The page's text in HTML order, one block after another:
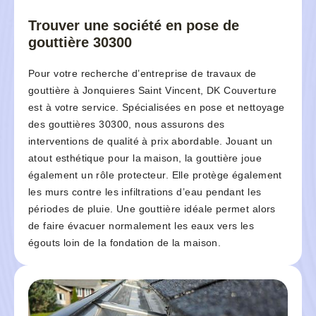
Trouver une société en pose de
gouttière 30300
Pour votre recherche d’entreprise de travaux de
gouttière à Jonquieres Saint Vincent, DK Couverture
est à votre service. Spécialisées en pose et nettoyage
des gouttières 30300, nous assurons des
interventions de qualité à prix abordable. Jouant un
atout esthétique pour la maison, la gouttière joue
également un rôle protecteur. Elle protège également
les murs contre les infiltrations d’eau pendant les
périodes de pluie. Une gouttière idéale permet alors
de faire évacuer normalement les eaux vers les
égouts loin de la fondation de la maison.